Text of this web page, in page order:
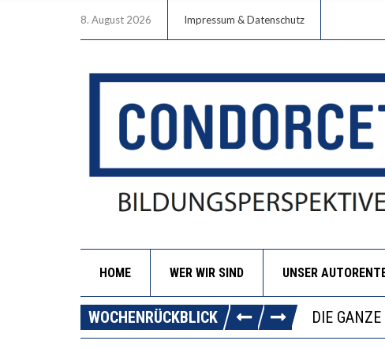
8. August 2026 Impressum & Datenschutz
HOME WER WIR SIND UNSER
WOCHENRÜCKBLICK
DIE
DIE
WORAUS